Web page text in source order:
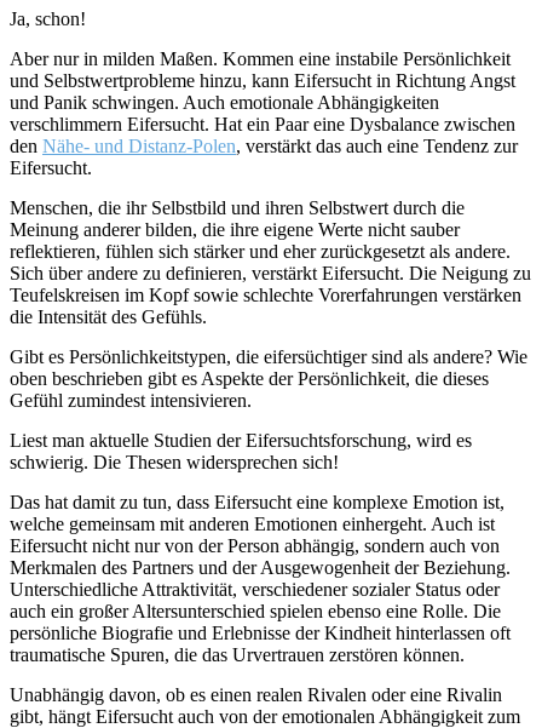
Ja, schon!
Aber nur in milden Maßen. Kommen eine instabile Persönlichkeit
und Selbstwertprobleme hinzu, kann Eifersucht in Richtung Angst
und Panik schwingen. Auch emotionale Abhängigkeiten
verschlimmern Eifersucht. Hat ein Paar eine Dysbalance zwischen
den Nähe- und Distanz-Polen, verstärkt das auch eine Tendenz zur
Eifersucht.
Menschen, die ihr Selbstbild und ihren Selbstwert durch die
Meinung anderer bilden, die ihre eigene Werte nicht sauber
reflektieren, fühlen sich stärker und eher zurückgesetzt als andere.
Sich über andere zu definieren, verstärkt Eifersucht. Die Neigung zu
Teufelskreisen im Kopf sowie schlechte Vorerfahrungen verstärken
die Intensität des Gefühls.
Gibt es Persönlichkeitstypen, die eifersüchtiger sind als andere? Wie
oben beschrieben gibt es Aspekte der Persönlichkeit, die dieses
Gefühl zumindest intensivieren.
Liest man aktuelle Studien der Eifersuchtsforschung, wird es
schwierig. Die Thesen widersprechen sich!
Das hat damit zu tun, dass Eifersucht eine komplexe Emotion ist,
welche gemeinsam mit anderen Emotionen einhergeht. Auch ist
Eifersucht nicht nur von der Person abhängig, sondern auch von
Merkmalen des Partners und der Ausgewogenheit der Beziehung.
Unterschiedliche Attraktivität, verschiedener sozialer Status oder
auch ein großer Altersunterschied spielen ebenso eine Rolle. Die
persönliche Biografie und Erlebnisse der Kindheit hinterlassen oft
traumatische Spuren, die das Urvertrauen zerstören können.
Unabhängig davon, ob es einen realen Rivalen oder eine Rivalin
gibt, hängt Eifersucht auch von der emotionalen Abhängigkeit zum